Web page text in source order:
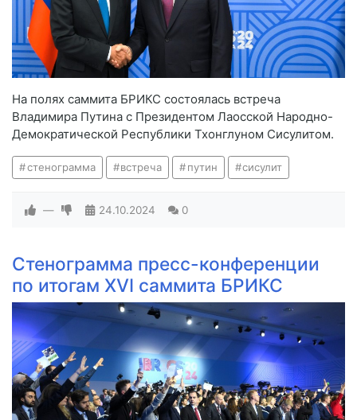
На полях саммита БРИКС состоялась встреча
Владимира Путина с Президентом Лаосской Народно-
Демократической Республики Тхонглуном Сисулитом.
стенограмма встреча путин сисулит
— 24.10.2024 0
Стенограмма пресс-конференции
по итогам XVI саммита БРИКС